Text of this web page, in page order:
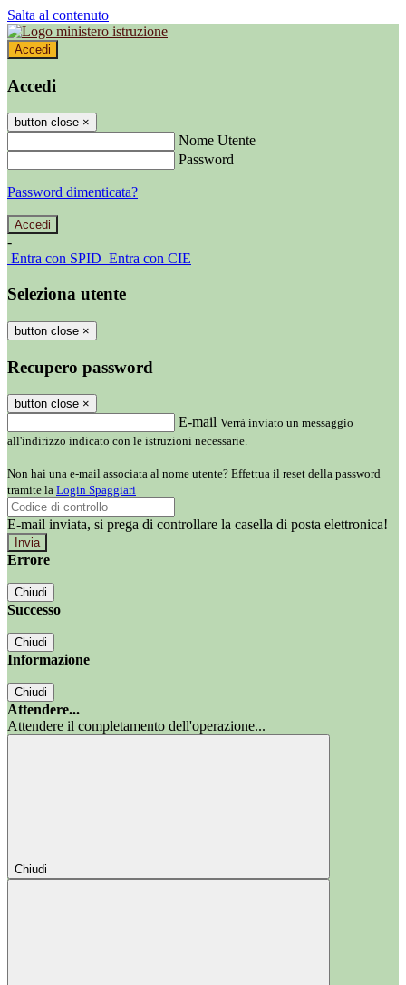
Salta al contenuto
Accedi
Accedi
button close ×
Nome Utente
Password
Password dimenticata?
-
Entra con SPID Entra con CIE
Seleziona utente
button close ×
Recupero password
button close ×
E-mail Verrà inviato un messaggio
all'indirizzo indicato con le istruzioni necessarie.
Non hai una e-mail associata al nome utente? Effettua il reset della password
tramite la Login Spaggiari
E-mail inviata, si prega di controllare la casella di posta elettronica!
Errore
Chiudi
Successo
Chiudi
Informazione
Chiudi
Attendere...
Attendere il completamento dell'operazione...
Chiudi